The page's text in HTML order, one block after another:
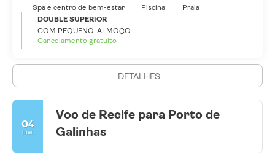
Spa e centro de bem-estar
Piscina
Praia
DOUBLE SUPERIOR
COM PEQUENO-ALMOÇO
Cancelamento gratuito
DETALHES
04
mai.
Voo de Recife para Porto de
Galinhas